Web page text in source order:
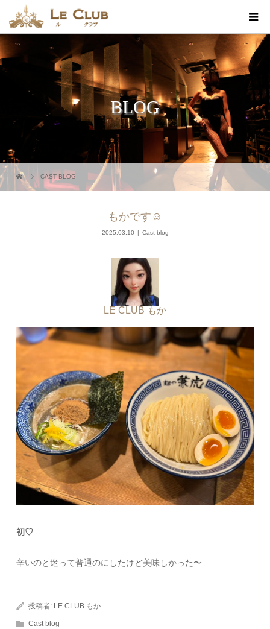
BLOG
CAST BLOG
もかです☺︎︎
2025.03.10 Cast blog
LE CLUB もか
初♡
辛いのと迷って普通のにしたけど美味しかった〜
投稿者: LE CLUB もか
Cast blog